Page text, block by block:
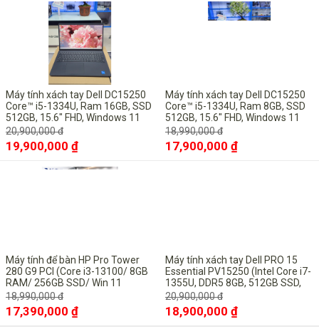
Máy tính xách tay Dell DC15250
Core™ i5-1334U, Ram 16GB, SSD
512GB, 15.6" FHD, Windows 11
Pro bản quyền vĩnh viễn
20,900,000 đ
19,900,000 ₫
Máy tính xách tay Dell DC15250
Core™ i5-1334U, Ram 8GB, SSD
512GB, 15.6" FHD, Windows 11
Pro bản quyền vĩnh viễn
18,990,000 đ
17,900,000 ₫
Máy tính để bàn HP Pro Tower
280 G9 PCI (Core i3-13100/ 8GB
RAM/ 256GB SSD/ Win 11
Home/ 1Y)_ Đen
18,990,000 đ
17,390,000 ₫
Máy tính xách tay Dell PRO 15
Essential PV15250 (Intel Core i7-
1355U, DDR5 8GB, 512GB SSD,
15.6" FHD, UBUNTU Black)
20,900,000 đ
18,900,000 ₫